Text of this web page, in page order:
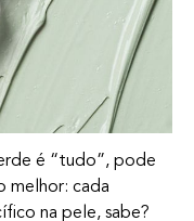
é “tudo”, pode
melhor: cada
na pele, sabe?